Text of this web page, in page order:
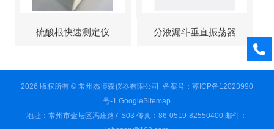
硫酸根快速测定仪 分液漏斗垂直振荡器
2026 版权所有 © 常州杰博森仪器有限公司 备案号：苏ICP备12023990
号-1 GoogleSitemap
地址：常州市金坛区冯庄路7-S03 传真：86-0519-82550400 邮件：